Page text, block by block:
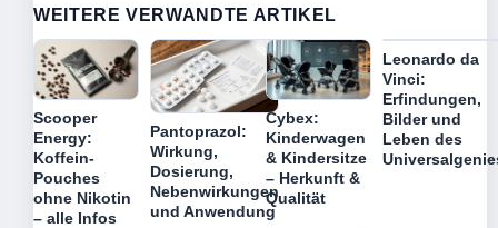
WEITERE VERWANDTE ARTIKEL
Scooper
Energy:
Koffein-
Pouches
ohne Nikotin
– alle Infos
Pantoprazol:
Wirkung,
Dosierung,
Nebenwirkungen
und Anwendung
Cybex:
Kinderwagen
& Kindersitze
– Herkunft &
Qualität
Leonardo da
Vinci:
Erfindungen,
Bilder und
Leben des